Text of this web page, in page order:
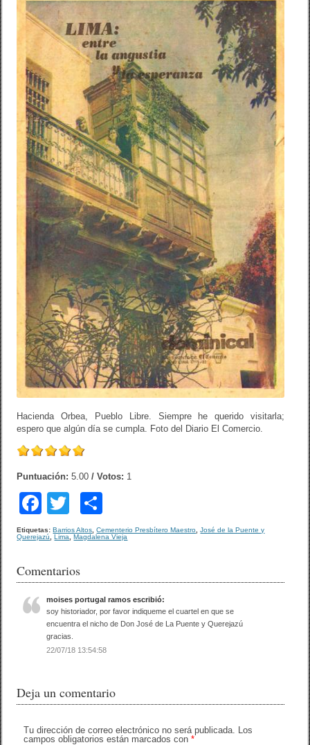
Hacienda Orbea, Pueblo Libre. Siempre he querido visitarla;
espero que algún día se cumpla. Foto del Diario El Comercio.
Puntuación:5.00 / Votos: 1
F
a
c
e
b
o
o
k
T
wi
tt
er
o
m
ar
tir
Etiquetas:Barrios Altos ,Cementerio Presbítero Maestro ,José de la Puente y
Querejazú
,Lima ,Magdalena Vieja
Comentarios
moises portugal ramos escribió:
soy historiador, por favor indiqueme el cuartel en que se
encuentra el nicho de Don José de La Puente y Querejazú
gracias.
22/07/18 13:54:58
Deja un comentario
Tu dirección de correo electrónico no será publicada. Los
campos obligatorios están marcados con*